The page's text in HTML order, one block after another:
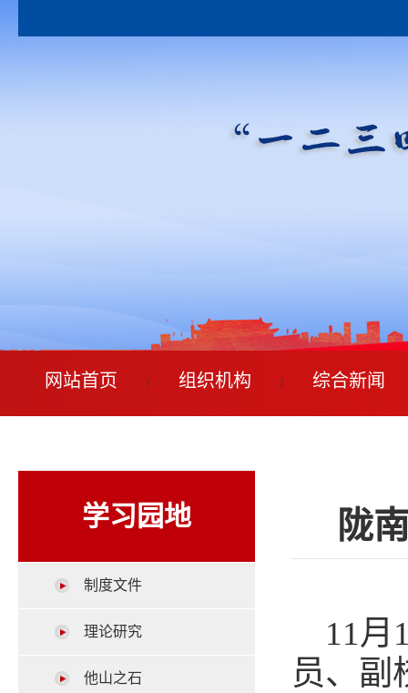
网站首页 / 组织机构 / 综合新闻
学习园地
制度文件
理论研究
他山之石
陇
11月
员、副